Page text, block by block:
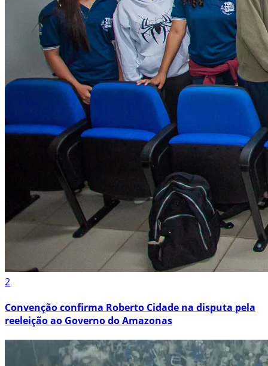
2
Convenção confirma Roberto Cidade na disputa pela
reeleição ao Governo do Amazonas